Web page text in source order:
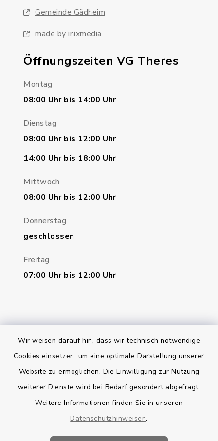
Wir weisen darauf hin, dass wir technisch notwendige
Cookies einsetzen, um eine optimale Darstellung unserer
Website zu ermöglichen. Die Einwilligung zur Nutzung
weiterer Dienste wird bei Bedarf gesondert abgefragt.
Weitere Informationen finden Sie in unseren
Datenschutzhinweisen.
Gemeinde Gädheim
made by inixmedia
Öffnungszeiten VG Theres
Montag
08:00 Uhr bis 14:00 Uhr
Dienstag
08:00 Uhr bis 12:00 Uhr
14:00 Uhr bis 18:00 Uhr
Mittwoch
08:00 Uhr bis 12:00 Uhr
Donnerstag
geschlossen
Freitag
07:00 Uhr bis 12:00 Uhr
Bankverbindung
Barrierefreiheit